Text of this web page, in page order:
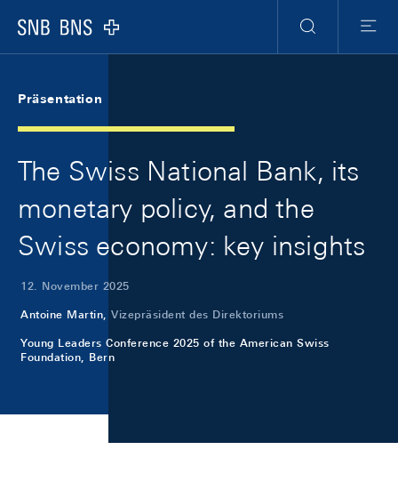
Logo
Suche
Menu
Präsentation
The Swiss National Bank, its
monetary policy, and the
Swiss economy: key insights
12. November 2025
Antoine Martin, Vizepräsident des Direktoriums
Young Leaders Conference 2025 of the American Swiss
Foundation, Bern